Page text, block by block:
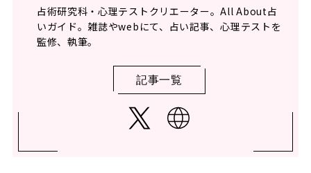
占術研究科・心理テストクリエーター。All About占
いガイド。雑誌やwebにて、占い記事、心理テストを
監修、執筆。
記事一覧